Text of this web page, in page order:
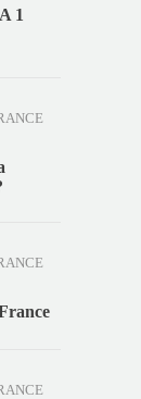
1